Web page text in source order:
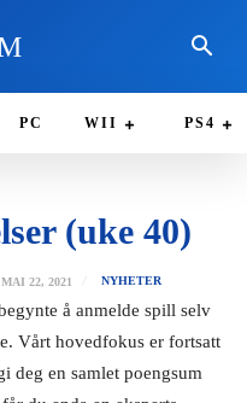
PC WII PS4
(uke 40)
MAI 22, 2021 NYHETER
å anmelde spill selv
Vårt hovedfokus er fortsatt
deg en samlet poengsum